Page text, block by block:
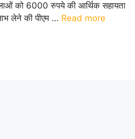
को 6000 रुपये की आर्थिक सहायता
लेने की पीएम … Read more